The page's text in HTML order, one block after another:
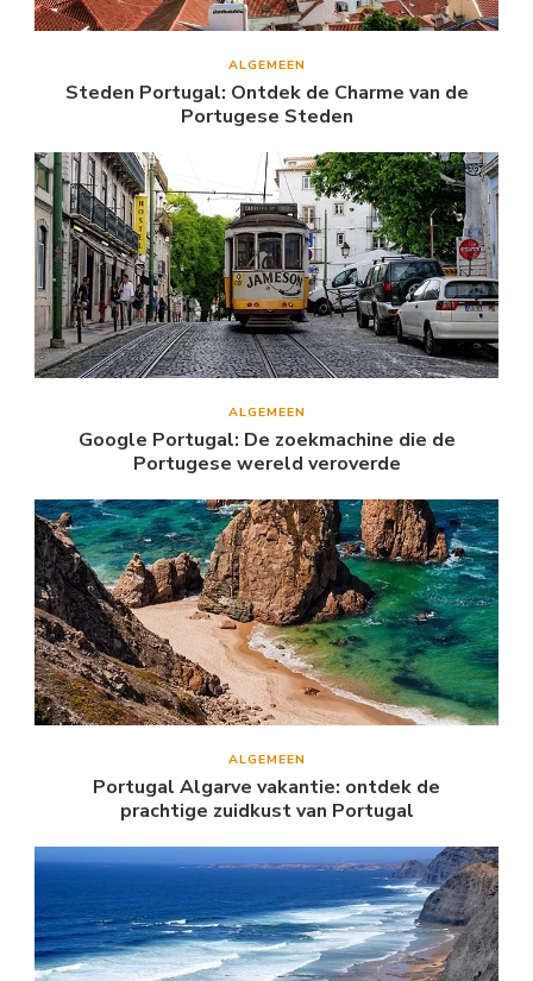
ALGEMEEN
Steden Portugal: Ontdek de Charme van de
Portugese Steden
ALGEMEEN
Google Portugal: De zoekmachine die de
Portugese wereld veroverde
ALGEMEEN
Portugal Algarve vakantie: ontdek de
prachtige zuidkust van Portugal